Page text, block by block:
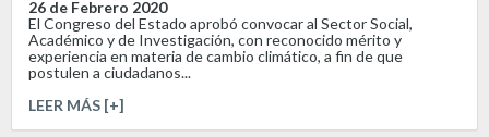
26 de Febrero 2020
El Congreso del Estado aprobó convocar al Sector Social,
Académico y de Investigación, con reconocido mérito y
experiencia en materia de cambio climático, a fin de que
postulen a ciudadanos...
LEER MÁS [+]